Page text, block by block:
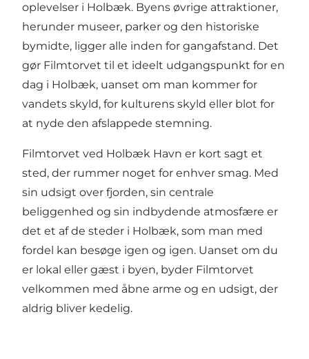
oplevelser i Holbæk. Byens øvrige attraktioner,
herunder museer, parker og den historiske
bymidte, ligger alle inden for gangafstand. Det
gør Filmtorvet til et ideelt udgangspunkt for en
dag i Holbæk, uanset om man kommer for
vandets skyld, for kulturens skyld eller blot for
at nyde den afslappede stemning.
Filmtorvet ved Holbæk Havn er kort sagt et
sted, der rummer noget for enhver smag. Med
sin udsigt over fjorden, sin centrale
beliggenhed og sin indbydende atmosfære er
det et af de steder i Holbæk, som man med
fordel kan besøge igen og igen. Uanset om du
er lokal eller gæst i byen, byder Filmtorvet
velkommen med åbne arme og en udsigt, der
aldrig bliver kedelig.